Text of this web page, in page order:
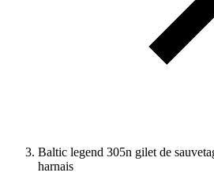
Baltic legend 305n gilet de
harnais